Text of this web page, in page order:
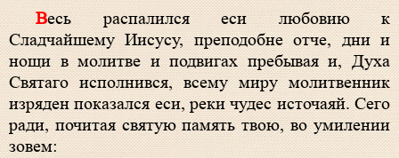
Весь распалился еси любовию к
Сладчайшему Иисусу, преподобне отче, дни и
нощи в молитве и подвигах пребывая и, Духа
Святаго исполнився, всему миру молитвенник
изряден показался еси, реки чудес источаяй. Сего
ради, почитая святую память твою, во умилении
зовем: